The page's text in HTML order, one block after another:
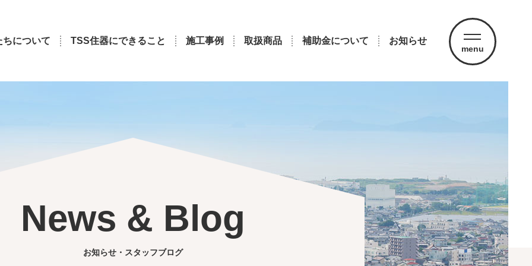
ちについて TSS住器にできること 施工事例 取扱商品 補助金について お知らせ
menu
News & Blog
お知らせ・スタッフブログ